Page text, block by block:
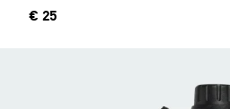
Prijs
€ 25